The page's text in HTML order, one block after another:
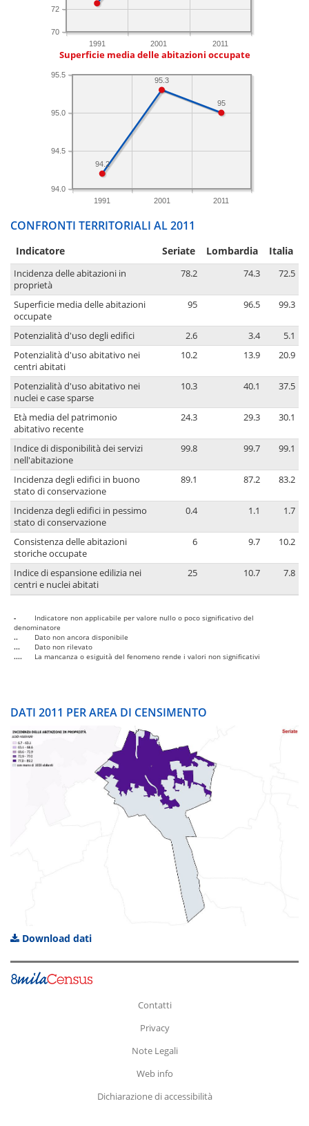
1991 2001 2011
70
72
Superficie media delle abitazioni occupate
1991 2001 2011
94.0
94.5
95.0
95.5
95
95.3
94.2
CONFRONTI TERRITORIALI AL 2011
Indicatore Seriate Lombardia Italia
Incidenza delle abitazioni in
proprietà
78.2 74.3 72.5
Superficie media delle abitazioni
occupate
95 96.5 99.3
Potenzialità d'uso degli edifici 2.6 3.4
5.1
Potenzialità d'uso abitativo nei
centri abitati
10.2 13.9 20.9
Potenzialità d'uso abitativo nei
nuclei e case sparse
10.3 40.1 37.5
Età media del patrimonio
abitativo recente
24.3 29.3 30.1
Indice di disponibilità dei servizi
nell'abitazione
99.8 99.7 99.1
Incidenza degli edifici in buono
stato di conservazione
89.1 87.2 83.2
Incidenza degli edifici in pessimo
stato di conservazione
0.4 1.1 1.7
Consistenza delle abitazioni
storiche occupate
6 9.7 10.2
Indice di espansione edilizia nei
centri e nuclei abitati
25 10.7 7.8
-
Indicatore non applicabile per valore nullo o poco significativo del
denominatore
..
Dato non ancora disponibile
...
Dato non rilevato
....
La mancanza o esiguità del fenomeno rende i valori non significativi
DATI 2011 PER AREA DI CENSIMENTO
Download dati
Contatti
Privacy
Note Legali
Web info
Dichiarazione di accessibilità